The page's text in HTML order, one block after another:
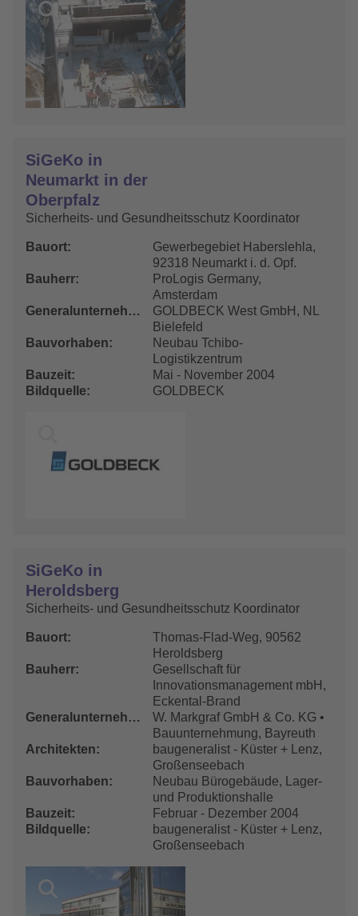
SiGeKo in
Neumarkt in der
Oberpfalz
Sicherheits- und Gesundheitsschutz Koordinator
Bauort
Gewerbegebiet Haberslehla,
92318 Neumarkt i. d. Opf.
Bauherr
ProLogis Germany,
Amsterdam
Generalunternehmer
GOLDBECK West GmbH, NL
Bielefeld
Bauvorhaben
Neubau Tchibo-
Logistikzentrum
Bauzeit
Mai - November 2004
Bildquelle
GOLDBECK
SiGeKo in
Heroldsberg
Sicherheits- und Gesundheitsschutz Koordinator
Bauort
Thomas-Flad-Weg, 90562
Heroldsberg
Bauherr
Gesellschaft für
Innovationsmanagement mbH,
Eckental-Brand
Generalunternehmer
W. Markgraf GmbH & Co. KG •
Bauunternehmung, Bayreuth
Architekten
baugeneralist - Küster + Lenz,
Großenseebach
Bauvorhaben
Neubau Bürogebäude, Lager-
und Produktionshalle
Bauzeit
Februar - Dezember 2004
Bildquelle
baugeneralist - Küster + Lenz,
Großenseebach